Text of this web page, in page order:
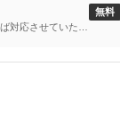
対応させていただ
無料